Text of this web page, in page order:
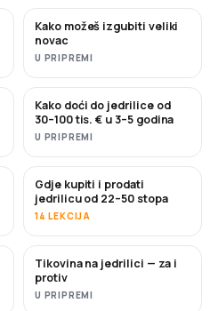
USKORO
Kako možeš izgubiti veliki
novac
U PRIPREMI
NOVO
Kako doći do jedrilice od
30–100 tis. € u 3–5 godina
U PRIPREMI
USKORO
Gdje kupiti i prodati
jedrilicu od 22–50 stopa
14 LEKCIJA
USKORO
Tikovina na jedrilici — za i
protiv
U PRIPREMI